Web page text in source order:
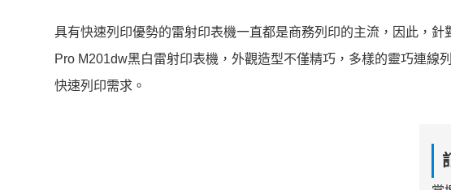
具有快速列印優勢的雷射印表機一直都是商務列印的主流，因此，
Pro M201dw黑白雷射印表機，外觀造型不僅精巧，多樣的靈巧連線
快速列印需求。